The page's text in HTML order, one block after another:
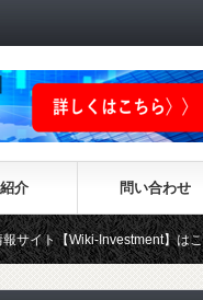
介 問い合わせ
】はこちらから！！